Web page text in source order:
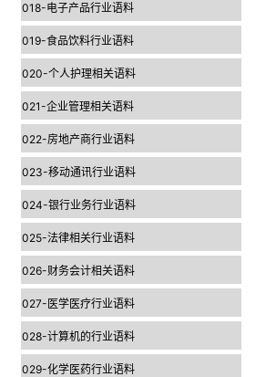
018-电子产品行业语料
019-食品饮料行业语料
020-个人护理相关语料
021-企业管理相关语料
022-房地产商行业语料
023-移动通讯行业语料
024-银行业务行业语料
025-法律相关行业语料
026-财务会计相关语料
027-医学医疗行业语料
028-计算机的行业语料
029-化学医药行业语料